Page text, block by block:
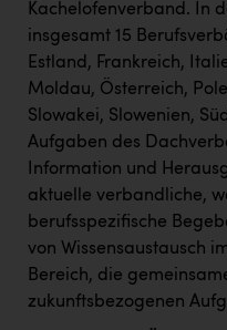
PÜSPÖK
REMAX
RE/MAX Welcome
Resch&Frisch
Ruderclub Wels
SCRI - Salzburg Cancer
SCHMACHTL GmbH
Kachelofenverband. In
insgesamt 15
Estland, Frankreich,
Moldau, Österreich,
Slowakei, Slowenien,
Aufgaben des
Information und
aktuelle verbandliche,
berufsspezifische
von Wissensaustausch
Bereich, die
zukunftsbezogenen